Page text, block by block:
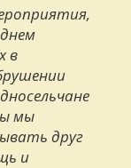
в
мы
друг
и